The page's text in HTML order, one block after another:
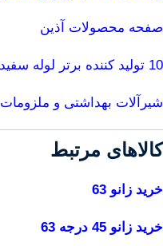
صفحه محصولات آذین
10 تولید کننده برتر لوله سفید دنیا
شیرآلات بهداشتی و ملزومات
کالاهای مرتبط
خرید زانو 63
خرید زانو 45 درجه 63